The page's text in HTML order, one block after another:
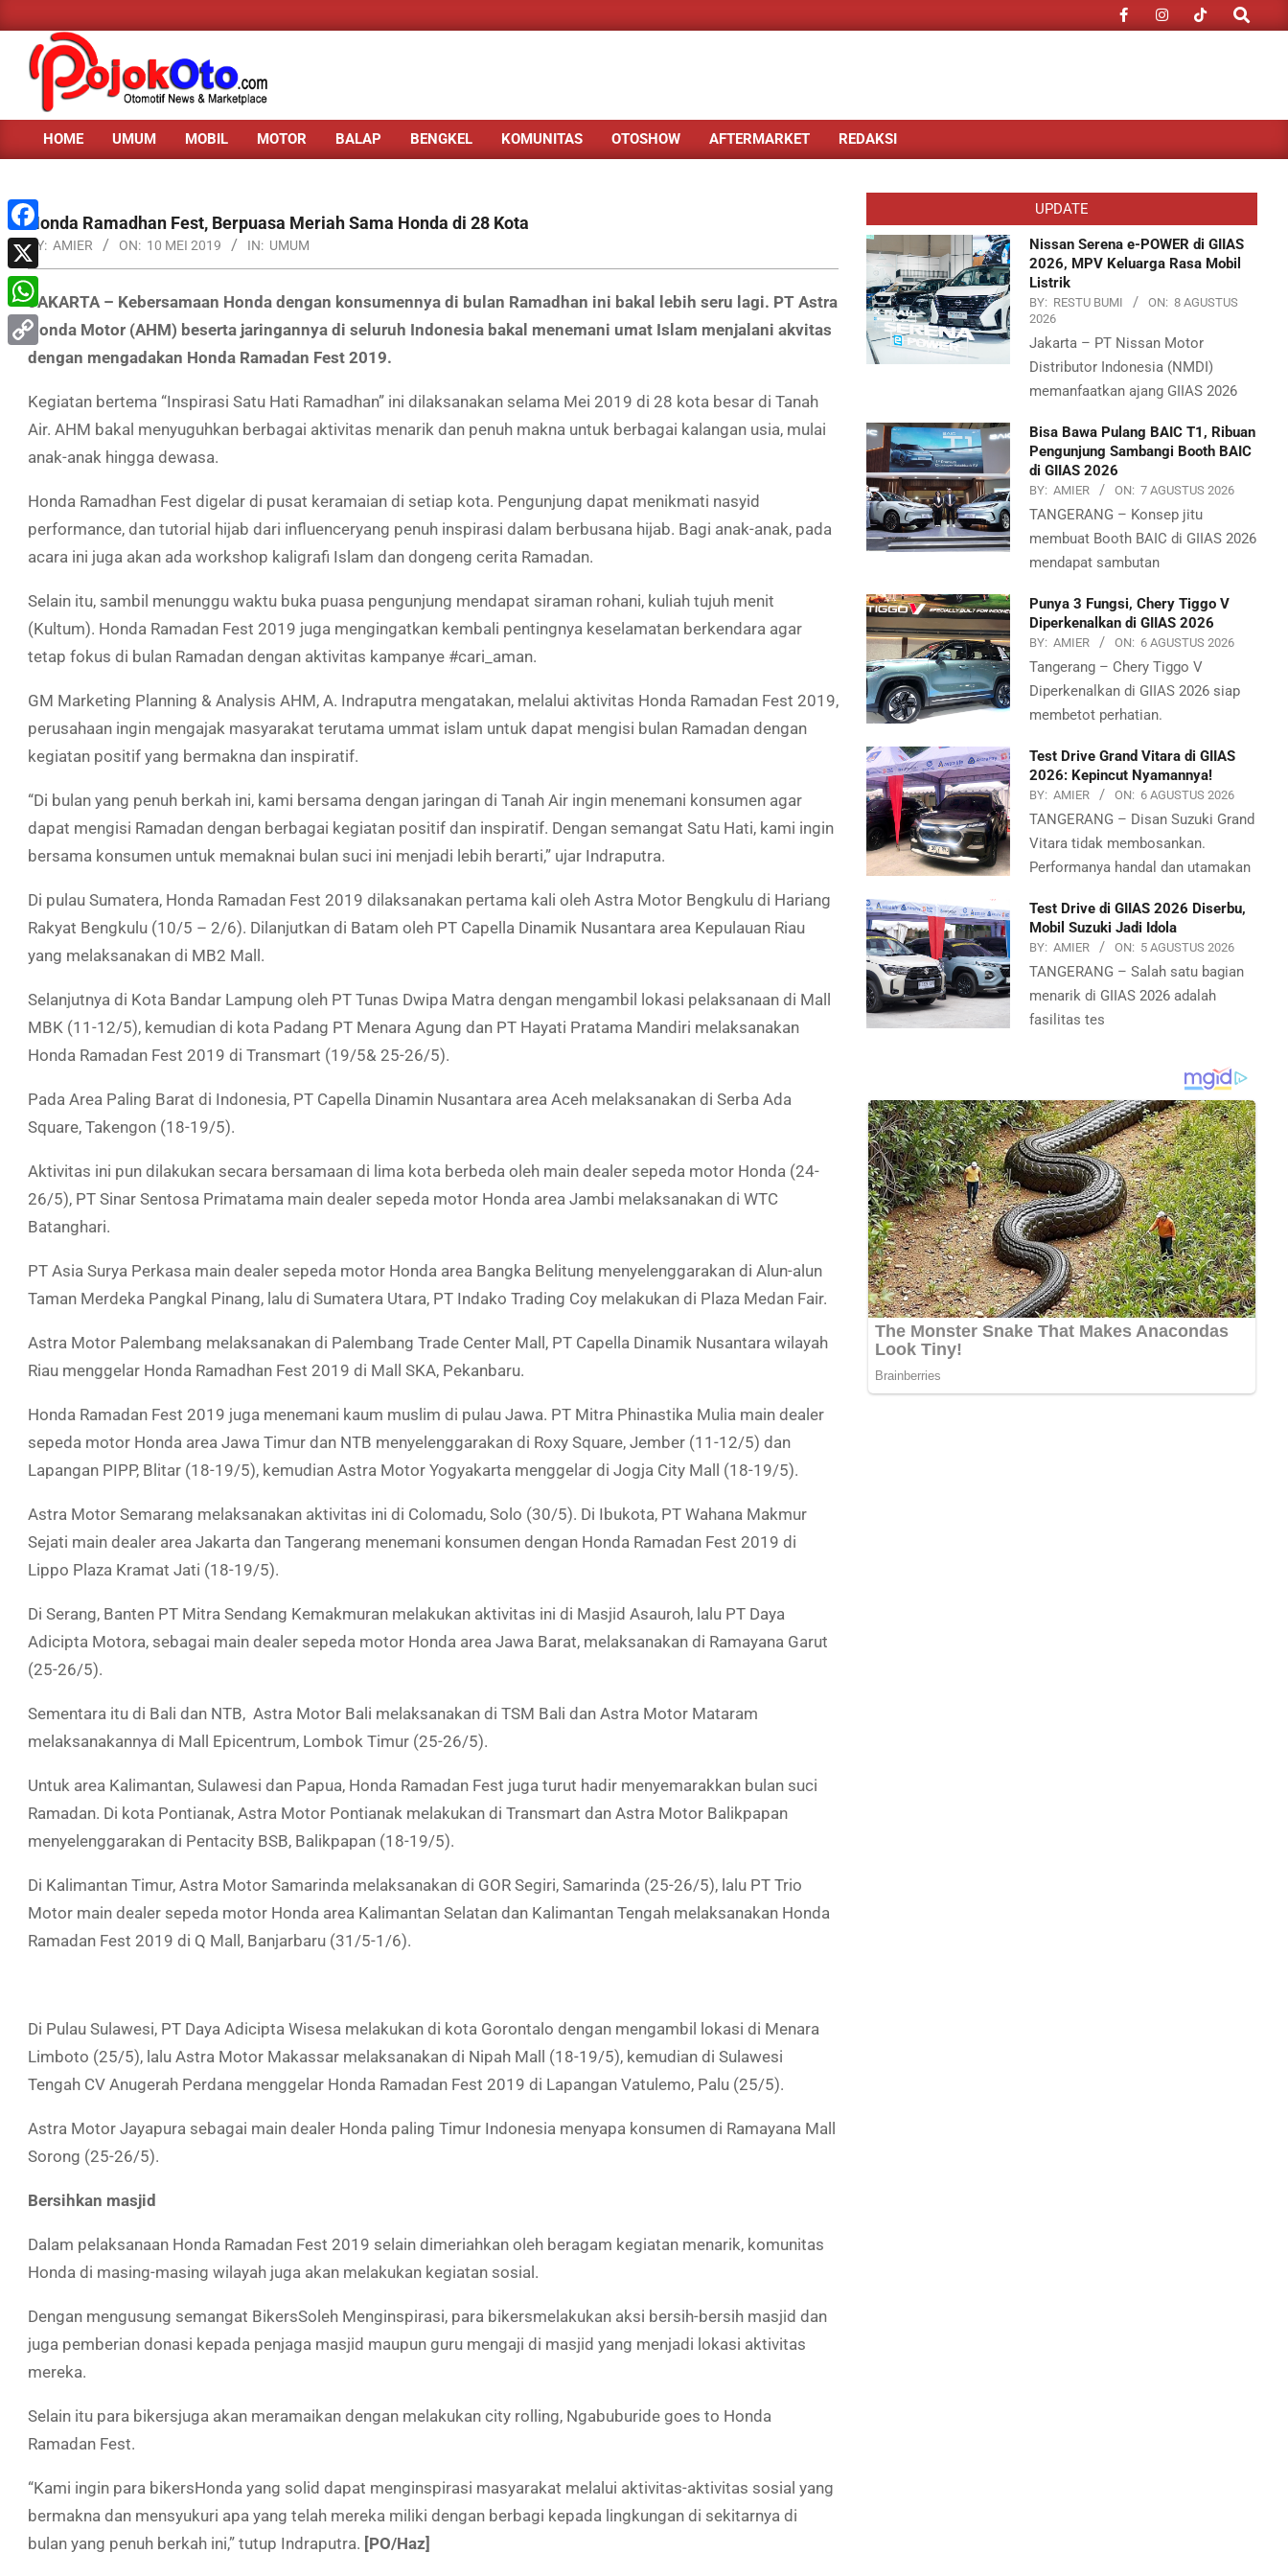
to
content
Search
Primary
Menu
HOME UMUM MOBIL MOTOR BALAP BENGKEL KOMUNITAS OTOSHOW AFTERMARKET REDAKSI
Honda Ramadhan Fest, Berpuasa Meriah Sama Honda di 28 Kota
BY: AMIER ON: 10 MEI 2019 IN: UMUM
JAKARTA – Kebersamaan Honda dengan konsumennya di bulan Ramadhan ini bakal lebih seru lagi. PT Astra
Honda Motor (AHM) beserta jaringannya di seluruh Indonesia bakal menemani umat Islam menjalani akvitas
dengan mengadakan Honda Ramadan Fest 2019.
Kegiatan bertema “Inspirasi Satu Hati Ramadhan” ini dilaksanakan selama Mei 2019 di 28 kota besar di Tanah
Air. AHM bakal menyuguhkan berbagai aktivitas menarik dan penuh makna untuk berbagai kalangan usia, mulai
anak-anak hingga dewasa.
Honda Ramadhan Fest digelar di pusat keramaian di setiap kota. Pengunjung dapat menikmati nasyid
performance, dan tutorial hijab dari influenceryang penuh inspirasi dalam berbusana hijab. Bagi anak-anak, pada
acara ini juga akan ada workshop kaligrafi Islam dan dongeng cerita Ramadan.
Selain itu, sambil menunggu waktu buka puasa pengunjung mendapat siraman rohani, kuliah tujuh menit
(Kultum). Honda Ramadan Fest 2019 juga mengingatkan kembali pentingnya keselamatan berkendara agar
tetap fokus di bulan Ramadan dengan aktivitas kampanye #cari_aman.
GM Marketing Planning & Analysis AHM, A. Indraputra mengatakan, melalui aktivitas Honda Ramadan Fest 2019,
perusahaan ingin mengajak masyarakat terutama ummat islam untuk dapat mengisi bulan Ramadan dengan
kegiatan positif yang bermakna dan inspiratif.
“Di bulan yang penuh berkah ini, kami bersama dengan jaringan di Tanah Air ingin menemani konsumen agar
dapat mengisi Ramadan dengan berbagai kegiatan positif dan inspiratif. Dengan semangat Satu Hati, kami ingin
bersama konsumen untuk memaknai bulan suci ini menjadi lebih berarti,” ujar Indraputra.
Di pulau Sumatera, Honda Ramadan Fest 2019 dilaksanakan pertama kali oleh Astra Motor Bengkulu di Hariang
Rakyat Bengkulu (10/5 – 2/6). Dilanjutkan di Batam oleh PT Capella Dinamik Nusantara area Kepulauan Riau
yang melaksanakan di MB2 Mall.
Selanjutnya di Kota Bandar Lampung oleh PT Tunas Dwipa Matra dengan mengambil lokasi pelaksanaan di Mall
MBK (11-12/5), kemudian di kota Padang PT Menara Agung dan PT Hayati Pratama Mandiri melaksanakan
Honda Ramadan Fest 2019 di Transmart (19/5& 25-26/5).
Pada Area Paling Barat di Indonesia, PT Capella Dinamin Nusantara area Aceh melaksanakan di Serba Ada
Square, Takengon (18-19/5).
Aktivitas ini pun dilakukan secara bersamaan di lima kota berbeda oleh main dealer sepeda motor Honda (24-
26/5), PT Sinar Sentosa Primatama main dealer sepeda motor Honda area Jambi melaksanakan di WTC
Batanghari.
PT Asia Surya Perkasa main dealer sepeda motor Honda area Bangka Belitung menyelenggarakan di Alun-alun
Taman Merdeka Pangkal Pinang, lalu di Sumatera Utara, PT Indako Trading Coy melakukan di Plaza Medan Fair.
Astra Motor Palembang melaksanakan di Palembang Trade Center Mall, PT Capella Dinamik Nusantara wilayah
Riau menggelar Honda Ramadhan Fest 2019 di Mall SKA, Pekanbaru.
Honda Ramadan Fest 2019 juga menemani kaum muslim di pulau Jawa. PT Mitra Phinastika Mulia main dealer
sepeda motor Honda area Jawa Timur dan NTB menyelenggarakan di Roxy Square, Jember (11-12/5) dan
Lapangan PIPP, Blitar (18-19/5), kemudian Astra Motor Yogyakarta menggelar di Jogja City Mall (18-19/5).
Astra Motor Semarang melaksanakan aktivitas ini di Colomadu, Solo (30/5). Di Ibukota, PT Wahana Makmur
Sejati main dealer area Jakarta dan Tangerang menemani konsumen dengan Honda Ramadan Fest 2019 di
Lippo Plaza Kramat Jati (18-19/5).
Di Serang, Banten PT Mitra Sendang Kemakmuran melakukan aktivitas ini di Masjid Asauroh, lalu PT Daya
Adicipta Motora, sebagai main dealer sepeda motor Honda area Jawa Barat, melaksanakan di Ramayana Garut
(25-26/5).
Sementara itu di Bali dan NTB, Astra Motor Bali melaksanakan di TSM Bali dan Astra Motor Mataram
melaksanakannya di Mall Epicentrum, Lombok Timur (25-26/5).
Untuk area Kalimantan, Sulawesi dan Papua, Honda Ramadan Fest juga turut hadir menyemarakkan bulan suci
Ramadan. Di kota Pontianak, Astra Motor Pontianak melakukan di Transmart dan Astra Motor Balikpapan
menyelenggarakan di Pentacity BSB, Balikpapan (18-19/5).
Di Kalimantan Timur, Astra Motor Samarinda melaksanakan di GOR Segiri, Samarinda (25-26/5), lalu PT Trio
Motor main dealer sepeda motor Honda area Kalimantan Selatan dan Kalimantan Tengah melaksanakan Honda
Ramadan Fest 2019 di Q Mall, Banjarbaru (31/5-1/6).
Di Pulau Sulawesi, PT Daya Adicipta Wisesa melakukan di kota Gorontalo dengan mengambil lokasi di Menara
Limboto (25/5), lalu Astra Motor Makassar melaksanakan di Nipah Mall (18-19/5), kemudian di Sulawesi
Tengah CV Anugerah Perdana menggelar Honda Ramadan Fest 2019 di Lapangan Vatulemo, Palu (25/5).
Astra Motor Jayapura sebagai main dealer Honda paling Timur Indonesia menyapa konsumen di Ramayana Mall
Sorong (25-26/5).
Bersihkan masjid
Dalam pelaksanaan Honda Ramadan Fest 2019 selain dimeriahkan oleh beragam kegiatan menarik, komunitas
Honda di masing-masing wilayah juga akan melakukan kegiatan sosial.
Dengan mengusung semangat BikersSoleh Menginspirasi, para bikersmelakukan aksi bersih-bersih masjid dan
juga pemberian donasi kepada penjaga masjid maupun guru mengaji di masjid yang menjadi lokasi aktivitas
mereka.
Selain itu para bikersjuga akan meramaikan dengan melakukan city rolling, Ngabuburide goes to Honda
Ramadan Fest.
“Kami ingin para bikersHonda yang solid dapat menginspirasi masyarakat melalui aktivitas-aktivitas sosial yang
bermakna dan mensyukuri apa yang telah mereka miliki dengan berbagi kepada lingkungan di sekitarnya di
bulan yang penuh berkah ini,” tutup Indraputra. [PO/Haz]
UPDATE
Nissan Serena e-POWER di GIIAS
2026, MPV Keluarga Rasa Mobil
Listrik
BY: RESTU BUMI ON: 8 AGUSTUS
2026
Jakarta – PT Nissan Motor
Distributor Indonesia (NMDI)
memanfaatkan ajang GIIAS 2026
Bisa Bawa Pulang BAIC T1, Ribuan
Pengunjung Sambangi Booth BAIC
di GIIAS 2026
BY: AMIER ON: 7 AGUSTUS 2026
TANGERANG – Konsep jitu
membuat Booth BAIC di GIIAS 2026
mendapat sambutan
Punya 3 Fungsi, Chery Tiggo V
Diperkenalkan di GIIAS 2026
BY: AMIER ON: 6 AGUSTUS 2026
Tangerang – Chery Tiggo V
Diperkenalkan di GIIAS 2026 siap
membetot perhatian.
Test Drive Grand Vitara di GIIAS
2026: Kepincut Nyamannya!
BY: AMIER ON: 6 AGUSTUS 2026
TANGERANG – Disan Suzuki Grand
Vitara tidak membosankan.
Performanya handal dan utamakan
Test Drive di GIIAS 2026 Diserbu,
Mobil Suzuki Jadi Idola
BY: AMIER ON: 5 AGUSTUS 2026
TANGERANG – Salah satu bagian
menarik di GIIAS 2026 adalah
fasilitas tes
Facebook
X
WhatsApp
Copy